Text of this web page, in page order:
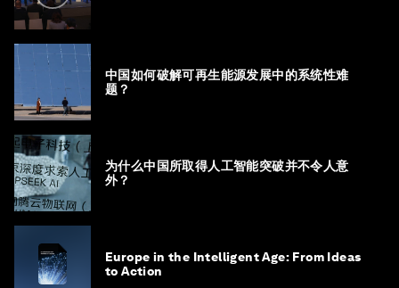
中国如何破解可再生能源发展中的系统性难
题？
为什么中国所取得人工智能突破并不令人意
外？
Europe in the Intelligent Age: From Ideas
to Action